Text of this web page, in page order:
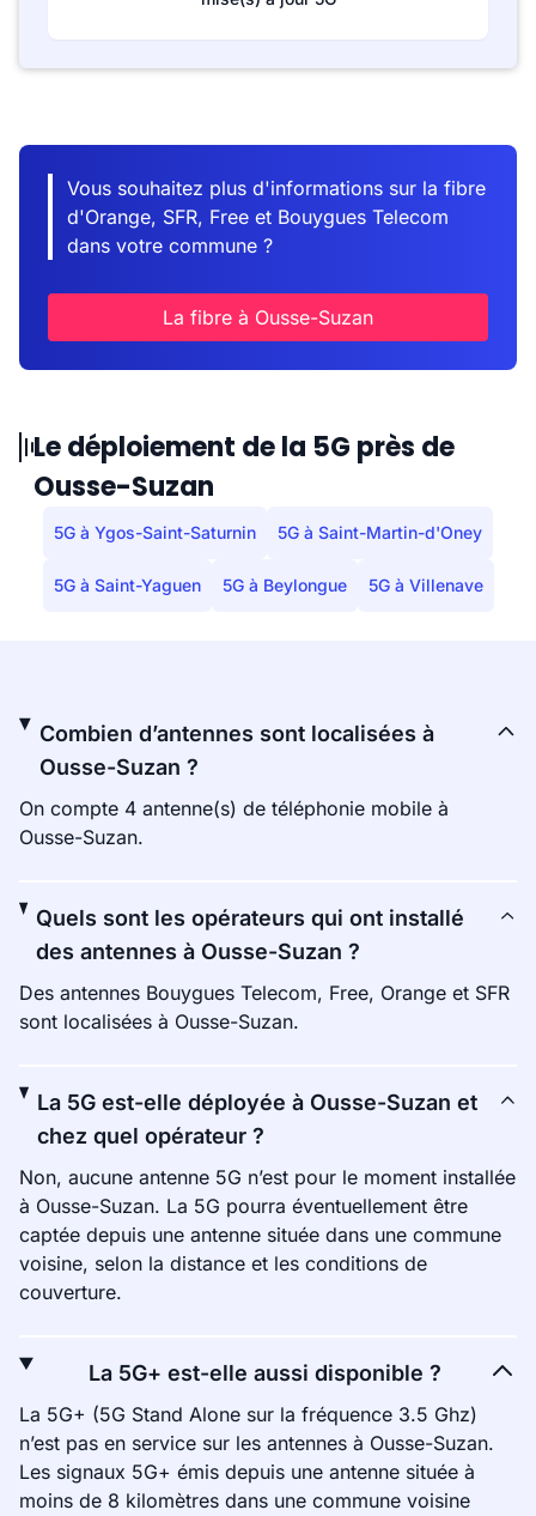
Vous souhaitez plus d'informations sur la fibre
d'Orange, SFR, Free et Bouygues Telecom
dans votre commune ?
La fibre à Ousse-Suzan
Le déploiement de la 5G près de
Ousse-Suzan
5G à Ygos-Saint-Saturnin 5G à Saint-Martin-d'Oney
5G à Saint-Yaguen 5G à Beylongue 5G à Villenave
Combien d’antennes sont localisées à
Ousse-Suzan ?
On compte 4 antenne(s) de téléphonie mobile à
Ousse-Suzan.
Quels sont les opérateurs qui ont installé
des antennes à Ousse-Suzan ?
Des antennes Bouygues Telecom, Free, Orange et SFR
sont localisées à Ousse-Suzan.
La 5G est-elle déployée à Ousse-Suzan et
chez quel opérateur ?
Non, aucune antenne 5G n’est pour le moment installée
à Ousse-Suzan. La 5G pourra éventuellement être
captée depuis une antenne située dans une commune
voisine, selon la distance et les conditions de
couverture.
La 5G+ est-elle aussi disponible ?
La 5G+ (5G Stand Alone sur la fréquence 3.5 Ghz)
n’est pas en service sur les antennes à Ousse-Suzan.
Les signaux 5G+ émis depuis une antenne située à
moins de 8 kilomètres dans une commune voisine